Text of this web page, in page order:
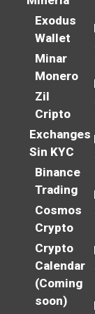
Exodus
Wallet
Minar
Monero
Zil
Cripto
Exchanges
Sin KYC
Binance
Trading
Cosmos
Crypto
Crypto
Calendar
(Coming
soon)